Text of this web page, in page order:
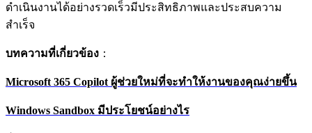
ดำเนินงานได้อย่างรวดเร็วมีประสิทธิภาพและประสบความ
สำเร็จ
บทความที่เกี่ยวข้อง ：
Microsoft 365 Copilot ผู้ช่วยใหม่ที่จะทำให้งานของคุณง่ายขึ้น
Windows Sandbox มีประโยชน์อย่างไร